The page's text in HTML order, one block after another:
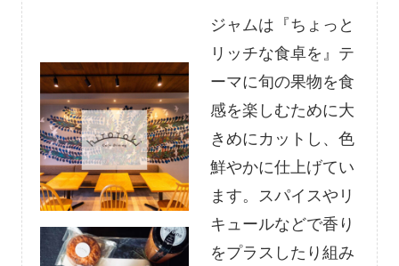
ジャムは『ちょっと
リッチな食卓を』テ
ーマに旬の果物を食
感を楽しむために大
きめにカットし、色
鮮やかに仕上げてい
ます。スパイスやリ
キュールなどで香り
をプラスしたり組み